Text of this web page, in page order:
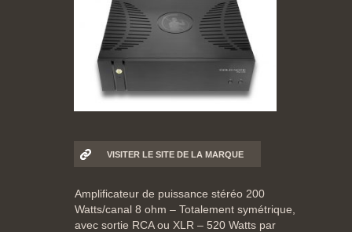
VISITER LE SITE DE LA MARQUE
Amplificateur de puissance stéréo 200
Watts/canal 8 ohm – Totalement symétrique,
avec sortie RCA ou XLR – 520 Watts par